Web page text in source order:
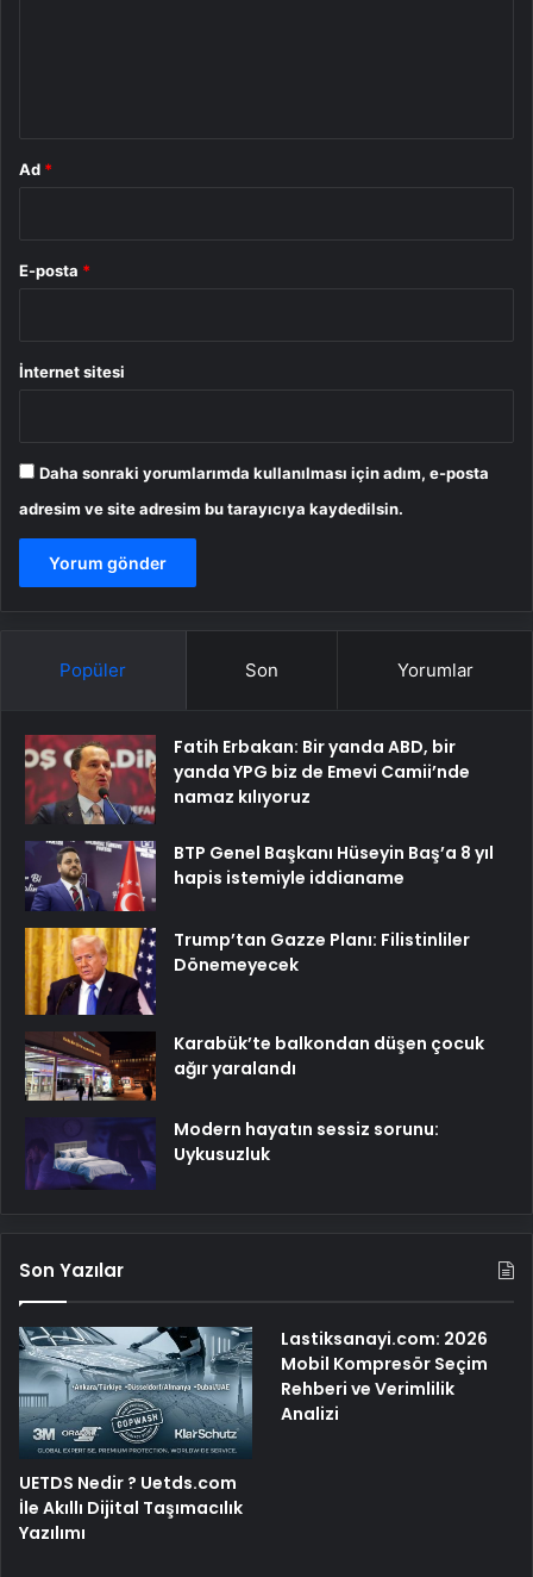
Ad *
E-posta *
İnternet sitesi
Daha sonraki yorumlarımda kullanılması için adım, e-posta
adresim ve site adresim bu tarayıcıya kaydedilsin.
Popüler Son Yorumlar
Fatih Erbakan: Bir yanda ABD, bir
yanda YPG biz de Emevi Camii’nde
namaz kılıyoruz
BTP Genel Başkanı Hüseyin Baş’a 8 yıl
hapis istemiyle iddianame
Trump’tan Gazze Planı: Filistinliler
Dönemeyecek
Karabük’te balkondan düşen çocuk
ağır yaralandı
Modern hayatın sessiz sorunu:
Uykusuzluk
Son Yazılar
UETDS Nedir ? Uetds.com
İle Akıllı Dijital Taşımacılık
Yazılımı
Lastiksanayi.com: 2026
Mobil Kompresör Seçim
Rehberi ve Verimlilik
Analizi